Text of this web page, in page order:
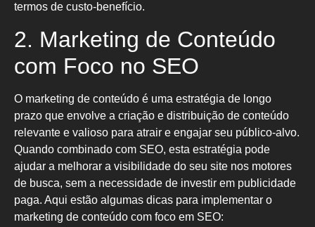
termos de custo-benefício.
2. Marketing de Conteúdo
com Foco no SEO
O marketing de conteúdo é uma estratégia de longo
prazo que envolve a criação e distribuição de conteúdo
relevante e valioso para atrair e engajar seu público-alvo.
Quando combinado com SEO, esta estratégia pode
ajudar a melhorar a visibilidade do seu site nos motores
de busca, sem a necessidade de investir em publicidade
paga. Aqui estão algumas dicas para implementar o
marketing de conteúdo com foco em SEO: